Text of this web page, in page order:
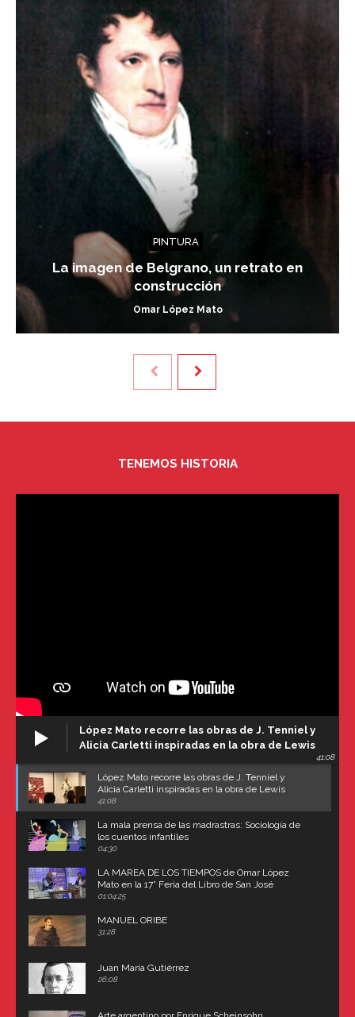
PINTURA
La imagen de Belgrano, un retrato en
construcción
Omar López Mato
TENEMOS HISTORIA
López Mato recorre las obras de J. Tenniel y
Alicia Carletti inspiradas en la obra de Lewis
41:08
López Mato recorre las obras de J. Tenniel y
Alicia Carletti inspiradas en la obra de Lewis
Carroll
41:08
La mala prensa de las madrastras: Sociología de
los cuentos infantiles
04:30
LA MAREA DE LOS TIEMPOS de Omar López
Mato en la 17° Feria del Libro de San José
(Uruguay)
01:04:25
MANUEL ORIBE
31:28
Juan María Gutiérrez
26:08